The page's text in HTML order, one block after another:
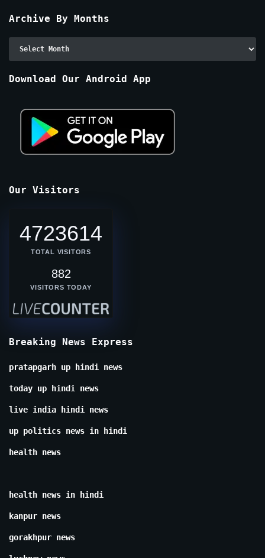
Archive By Months
Download Our Android App
Our Visitors
4723614
TOTAL VISITORS
882
VISITORS TODAY
Breaking News Express
pratapgarh up hindi news
today up hindi news
live india hindi news
up politics news in hindi
health news
health news in hindi
kanpur news
gorakhpur news